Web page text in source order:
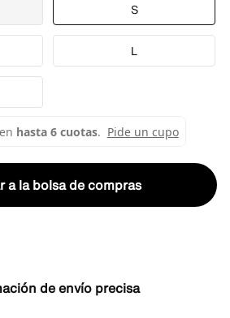
S
L
a la bolsa de compras
de envío precisa